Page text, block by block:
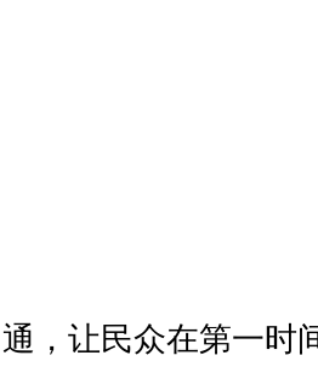
通，让民众在第一时